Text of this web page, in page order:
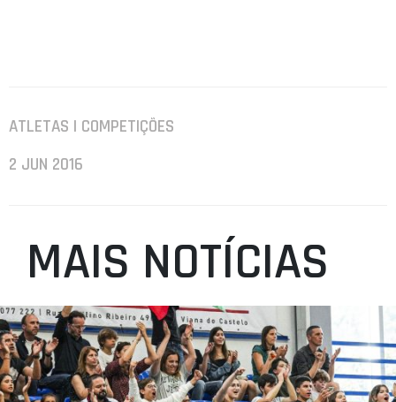
ATLETAS | COMPETIÇÕES
2 JUN 2016
MAIS NOTÍCIAS